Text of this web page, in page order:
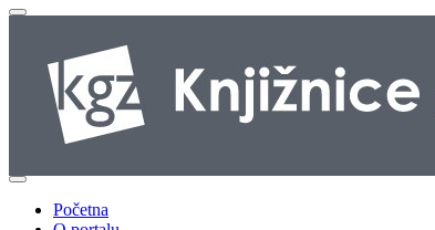
Početna